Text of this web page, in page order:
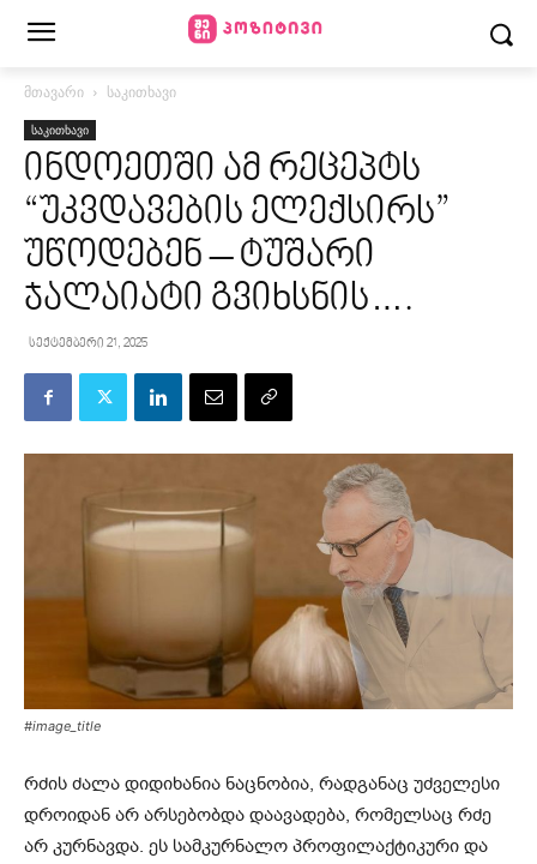
მთავარი საკითხავი
საკითხავი
ინდოეთში ამ რეცეპტს
“უკვდავების ელექსირს”
უწოდებენ – ტუშარი
ჯალაიატი გვიხსნის….
სექტემბერი 21, 2025
#image_title
რძის ძალა დიდიხანია ნაცნობია, რადგანაც უძველესი
დროიდან არ არსებობდა დაავადება, რომელსაც რძე
არ კურნავდა. ეს სამკურნალო პროფილაქტიკური და